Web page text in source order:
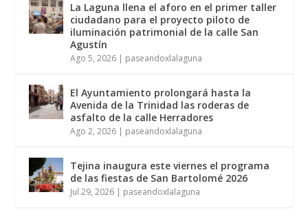
La Laguna llena el aforo en el primer taller
ciudadano para el proyecto piloto de
iluminación patrimonial de la calle San
Agustín
Ago 5, 2026 | paseandoxlalaguna
El Ayuntamiento prolongará hasta la
Avenida de la Trinidad las roderas de
asfalto de la calle Herradores
Ago 2, 2026 | paseandoxlalaguna
Tejina inaugura este viernes el programa
de las fiestas de San Bartolomé 2026
Jul 29, 2026 | paseandoxlalaguna